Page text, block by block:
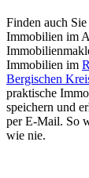
Finden auch
Immobilien im
Immobilien im
Bergischen
praktische
speichern und
per E-Mail. So
wie nie.